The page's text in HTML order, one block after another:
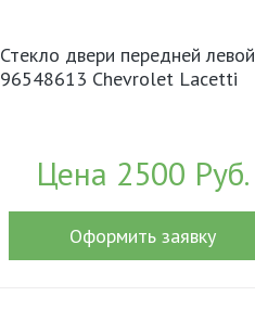
Стекло двери передней левой
96548613 Chevrolet Lacetti
Цена 2500 Руб.
Оформить заявку